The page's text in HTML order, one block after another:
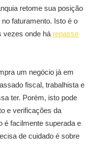
retome sua posição
faturamento. Isto é o
vezes onde há repasse
um negócio já em
fiscal, trabalhista e
ter. Porém, isto pode
e verificações da
é facilmente superada e
de cuidado é sobre